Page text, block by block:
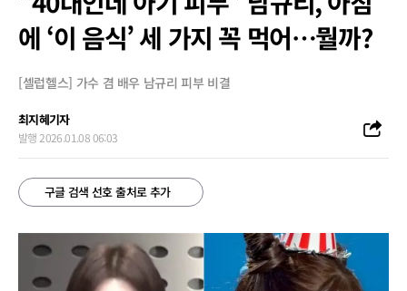
에 ‘이 음식’ 세 가지 꼭 먹어…뭘까?
[셀럽헬스] 가수 겸 배우 남규리 피부 비결
최지혜기자
발행 2026.01.08 06:03
구글 검색 선호 출처로 추가